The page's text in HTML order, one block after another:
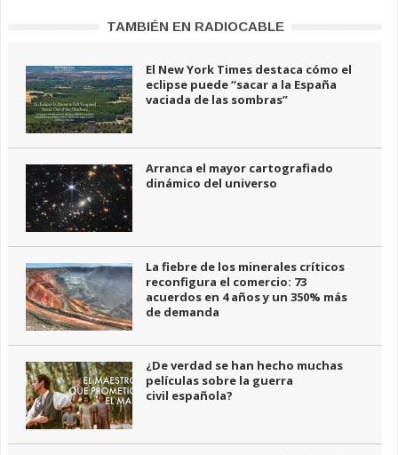
TAMBIÉN EN RADIOCABLE
El New York Times destaca cómo el
eclipse puede “sacar a la España
vaciada de las sombras”
Arranca el mayor cartografiado
dinámico del universo
La fiebre de los minerales críticos
reconfigura el comercio: 73
acuerdos en 4 años y un 350% más
de demanda
¿De verdad se han hecho muchas
películas sobre la guerra
civil española?